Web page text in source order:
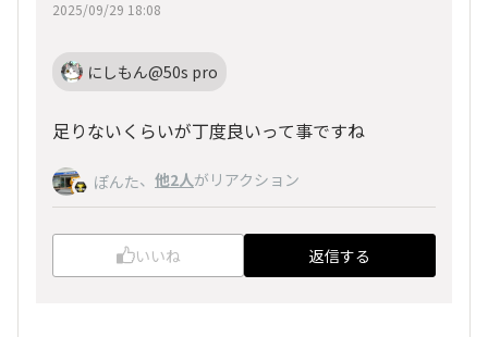
2025/09/29 18:08
にしもん@50s pro
足りないくらいが丁度良いって事ですね
ぽんた、 他2人がリアクション
いいね 返信する